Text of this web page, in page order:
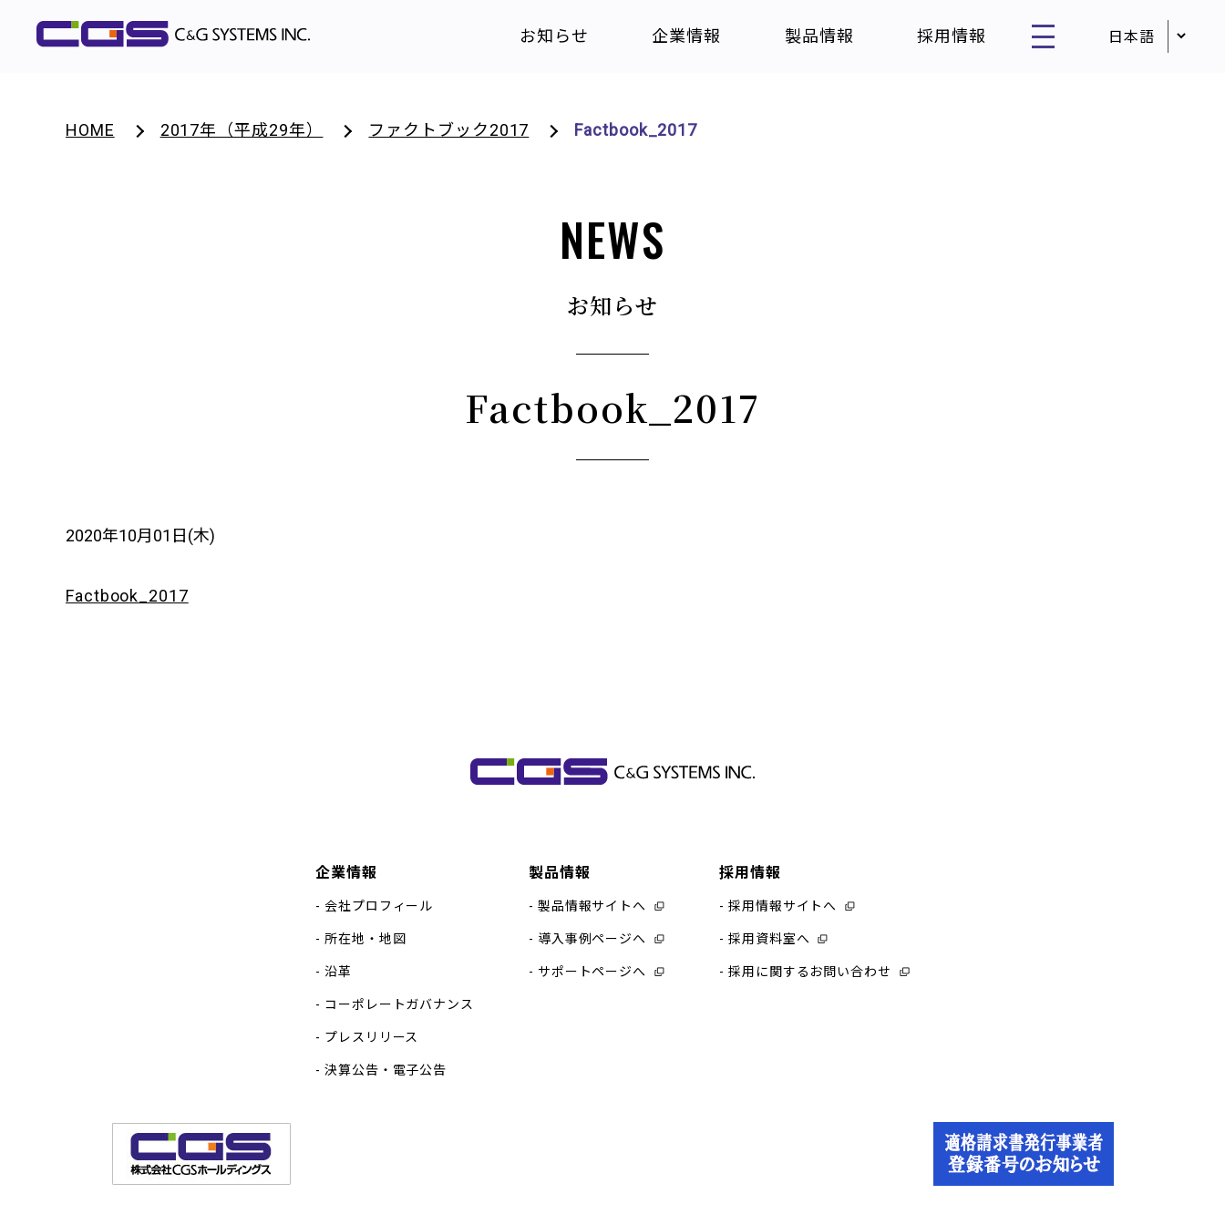
お知らせ 企業情報 製品情報 採用情報
HOME 2017年（平成29年） ファクトブック2017 Factbook_2017
NEWS
お知らせ
Factbook_2017
2020年10月01日(木)
Factbook_2017
企業情報
会社プロフィール
所在地・地図
沿革
コーポレートガバナンス
プレスリリース
決算公告・電子公告
製品情報
製品情報サイトへ
導入事例ページへ
サポートページへ
採用情報
採用情報サイトへ
採用資料室へ
採用に関するお問い合わせ